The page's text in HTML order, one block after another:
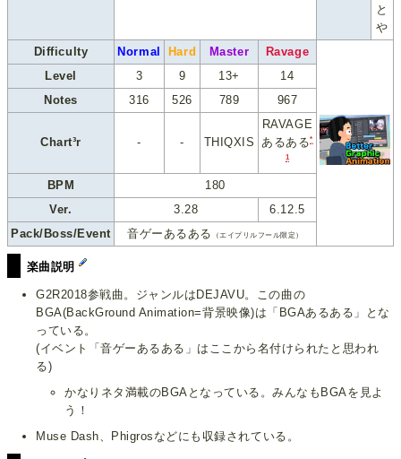
と
や
Difficulty
Normal Hard Master
Ravage
Level
3 9 13+
14
Notes
316 526 789 967
Chart³r - - THIQXIS
RAVAGE
あるある*
1
BPM
180
Ver.
3.28
6.12.5
Pack/Boss/Event
音ゲーあるある （エイプリルフール限定）
楽曲説明
G2R2018参戦曲。ジャンルはDEJAVU。この曲の
BGA(BackGround Animation=背景映像)は「BGAあるある」とな
っている。
(イベント「音ゲーあるある」はここから名付けられたと思われ
る)
かなりネタ満載のBGAとなっている。みんなもBGAを見よ
う！
Muse Dash、Phigrosなどにも収録されている。